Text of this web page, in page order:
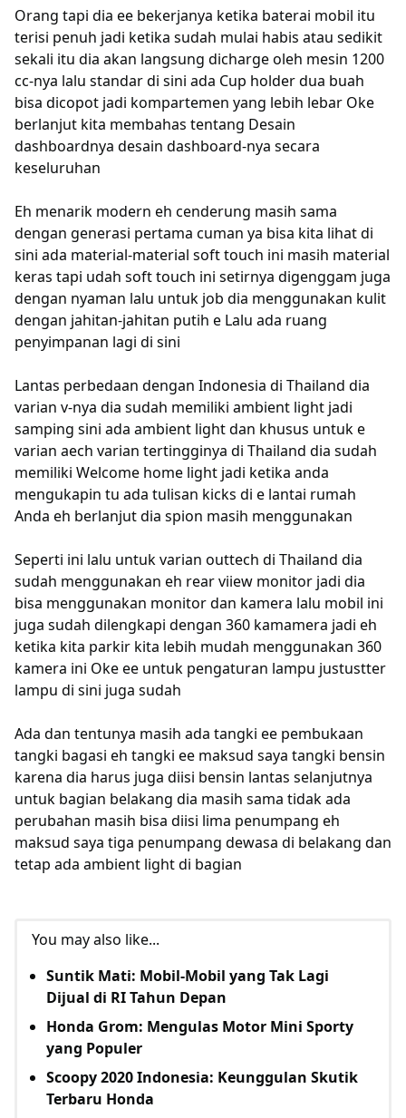
Orang tapi dia ee bekerjanya ketika baterai mobil itu
terisi penuh jadi ketika sudah mulai habis atau sedikit
sekali itu dia akan langsung dicharge oleh mesin 1200
cc-nya lalu standar di sini ada Cup holder dua buah
bisa dicopot jadi kompartemen yang lebih lebar Oke
berlanjut kita membahas tentang Desain
dashboardnya desain dashboard-nya secara
keseluruhan
Eh menarik modern eh cenderung masih sama
dengan generasi pertama cuman ya bisa kita lihat di
sini ada material-material soft touch ini masih material
keras tapi udah soft touch ini setirnya digenggam juga
dengan nyaman lalu untuk job dia menggunakan kulit
dengan jahitan-jahitan putih e Lalu ada ruang
penyimpanan lagi di sini
Lantas perbedaan dengan Indonesia di Thailand dia
varian v-nya dia sudah memiliki ambient light jadi
samping sini ada ambient light dan khusus untuk e
varian aech varian tertingginya di Thailand dia sudah
memiliki Welcome home light jadi ketika anda
mengukapin tu ada tulisan kicks di e lantai rumah
Anda eh berlanjut dia spion masih menggunakan
Seperti ini lalu untuk varian outtech di Thailand dia
sudah menggunakan eh rear viiew monitor jadi dia
bisa menggunakan monitor dan kamera lalu mobil ini
juga sudah dilengkapi dengan 360 kamamera jadi eh
ketika kita parkir kita lebih mudah menggunakan 360
kamera ini Oke ee untuk pengaturan lampu justustter
lampu di sini juga sudah
Ada dan tentunya masih ada tangki ee pembukaan
tangki bagasi eh tangki ee maksud saya tangki bensin
karena dia harus juga diisi bensin lantas selanjutnya
untuk bagian belakang dia masih sama tidak ada
perubahan masih bisa diisi lima penumpang eh
maksud saya tiga penumpang dewasa di belakang dan
tetap ada ambient light di bagian
You may also like...
Suntik Mati: Mobil-Mobil yang Tak Lagi
Dijual di RI Tahun Depan
Honda Grom: Mengulas Motor Mini Sporty
yang Populer
Scoopy 2020 Indonesia: Keunggulan Skutik
Terbaru Honda